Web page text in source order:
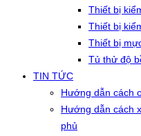
Thiết bị
Thiết bị
Thiết bị
Tủ thử độ
TIN TỨC
Hướng dẫn cách
Hướng dẫn cách
phủ